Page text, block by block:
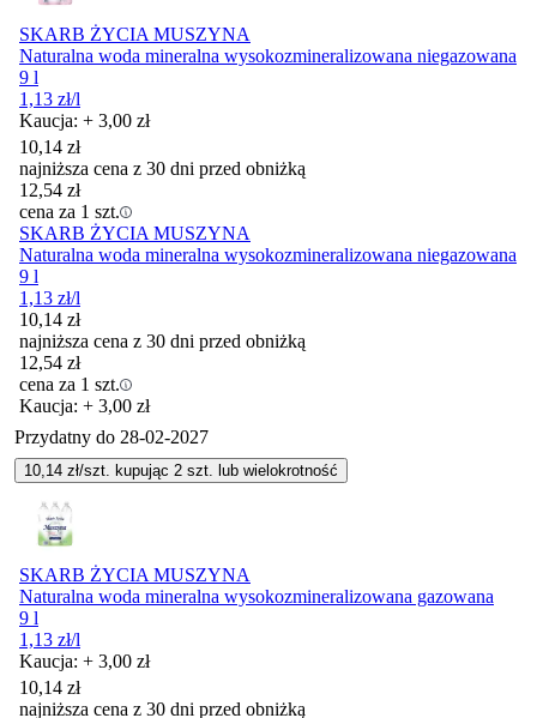
SKARB ŻYCIA MUSZYNA
Naturalna woda mineralna wysokozmineralizowana niegazowana
9 l
1,13 zł/l
Kaucja: + 3,00 zł
10,14 zł
najniższa cena z 30 dni przed obniżką
12,54 zł
cena za 1 szt.
SKARB ŻYCIA MUSZYNA
Naturalna woda mineralna wysokozmineralizowana niegazowana
9 l
1,13 zł/l
10,14 zł
najniższa cena z 30 dni przed obniżką
12,54 zł
cena za 1 szt.
Kaucja: + 3,00 zł
Przydatny do 28-02-2027
10,14 zł/szt. kupując 2 szt. lub wielokrotność
SKARB ŻYCIA MUSZYNA
Naturalna woda mineralna wysokozmineralizowana gazowana
9 l
1,13 zł/l
Kaucja: + 3,00 zł
10,14 zł
najniższa cena z 30 dni przed obniżką